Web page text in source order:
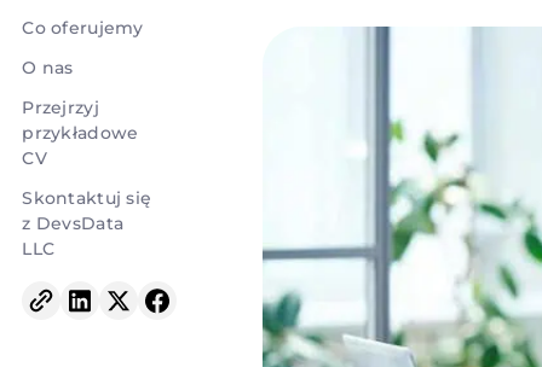
Co oferujemy
O nas
Przejrzyj
przykładowe
CV
Skontaktuj się
z DevsData
LLC